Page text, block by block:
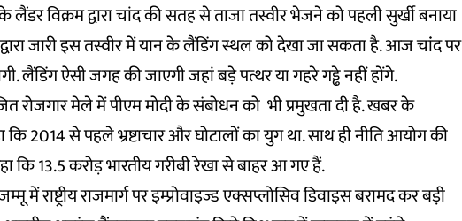
लैंडर विक्रम द्वारा चांद की सतह से ताजा तस्वीर भेजने को पहली सुर्खी बनाया
जारी इस तस्वीर में यान के लैंडिंग स्थल को देखा जा सकता है. आज चांंद पर
लैंडिंग ऐसी जगह की जाएगी जहां बड़े पत्थर या गहरे गड्ढे नहीं होंगे.
रोजगार मेले में पीएम मोदी के संबोधन को भी प्रमुखता दी है. खबर के
कि 2014 से पहले भ्रष्टाचार और घोटालों का युग था. साथ ही नीति आयोग की
कि 13.5 करोड़ भारतीय गरीबी रेखा से बाहर आ गए हैं.
राष्ट्रीय राजमार्ग पर इम्प्रोवाइज्ड एक्सप्लोसिव डिवाइस बरामद कर बड़ी